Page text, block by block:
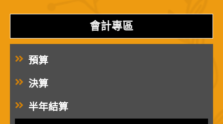
會計專區
預算
決算
半年結算